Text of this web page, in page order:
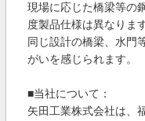
現場に応じた橋梁等の
度製品仕様は異なります
同じ設計の橋梁、水門
がいを感じられます。
■当社について：
矢田工業株式会社は、